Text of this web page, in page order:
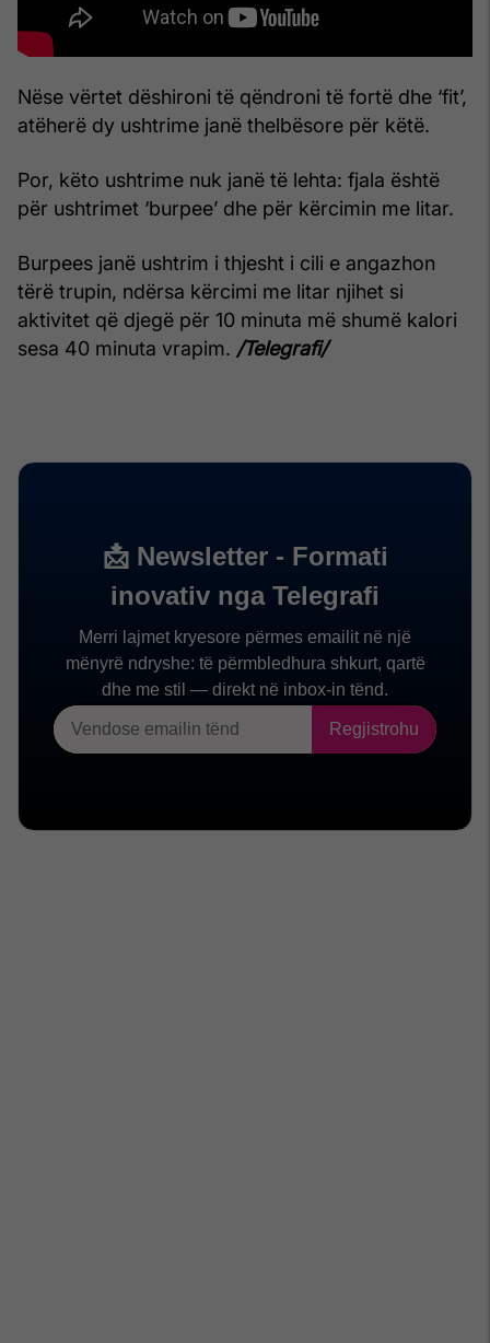
Nëse vërtet dëshironi të qëndroni të fortë dhe ‘fit’,
atëherë dy ushtrime janë thelbësore për këtë.
Por, këto ushtrime nuk janë të lehta: fjala është
për ushtrimet ‘burpee’ dhe për kërcimin me litar.
Burpees janë ushtrim i thjesht i cili e angazhon
tërë trupin, ndërsa kërcimi me litar njihet si
aktivitet që djegë për 10 minuta më shumë kalori
sesa 40 minuta vrapim. /Telegrafi/